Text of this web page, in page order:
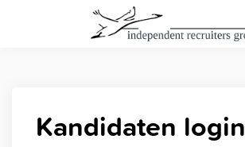
Kandidaten login